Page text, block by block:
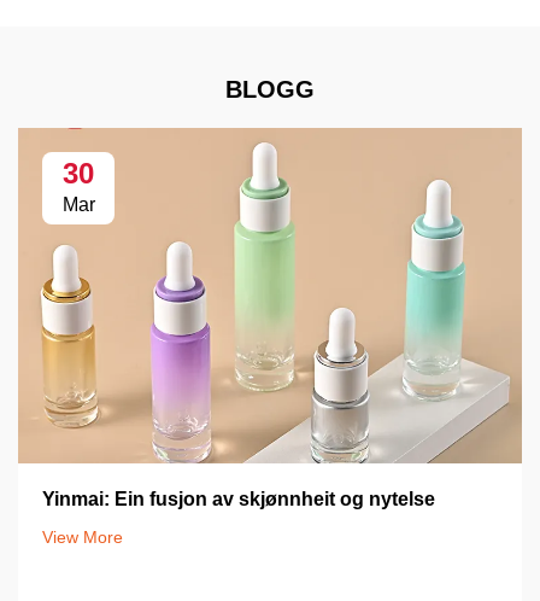
BLOGG
30
Mar
Yinmai: Ein fusjon av skjønnheit og nytelse
View More